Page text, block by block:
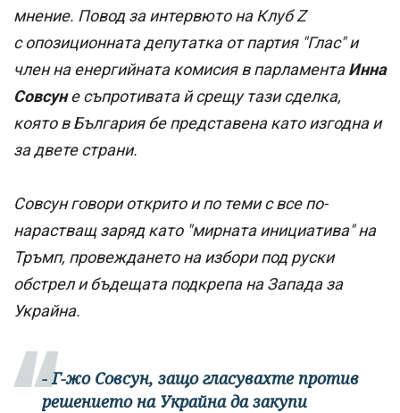
мнение. Повод за интервюто на Клуб Z
с опозиционната депутатка от партия "Глас" и
член на енергийната комисия в парламентаИнна
Совсуне съпротивата й срещу тази сделка,
която в България бе представена като изгодна и
за двете страни.
Совсун говори открито и по теми с все по-
нарастващ заряд като "мирната инициатива" на
Тръмп, провеждането на избори под руски
обстрел и бъдещата подкрепа на Запада за
Украйна.
- Г-жо Совсун, защо гласувахте против
решението на Украйна да закупи